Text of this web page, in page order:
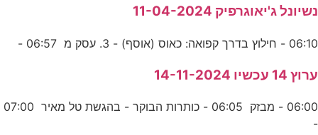
נשיונל ג'יאוגרפיק 11-04-2024
06:10 - חילוץ בדרך קפואה: כאוס (אוסף) - 3. עסק מ 06:57 -
ערוץ 14 עכשיו 14-11-2024
06:00 - מבזק 06:05 - כותרות הבוקר - בהגשת טל מאיר 07:00
-